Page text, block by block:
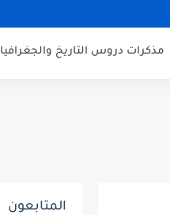
مذكرات دروس التاريخ والجغرافيا
المتابعون